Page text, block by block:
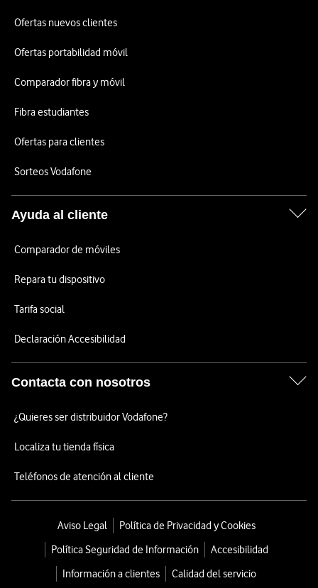
Ofertas nuevos clientes
Ofertas portabilidad móvil
Comparador fibra y móvil
Fibra estudiantes
Ofertas para clientes
Sorteos Vodafone
Ayuda al cliente
Comparador de móviles
Repara tu dispositivo
Tarifa social
Declaración Accesibilidad
Contacta con nosotros
¿Quieres ser distribuidor Vodafone?
Localiza tu tienda física
Teléfonos de atención al cliente
Aviso Legal
Política de Privacidad y Cookies
Política Seguridad de Información
Accesibilidad
Información a clientes
Calidad del servicio